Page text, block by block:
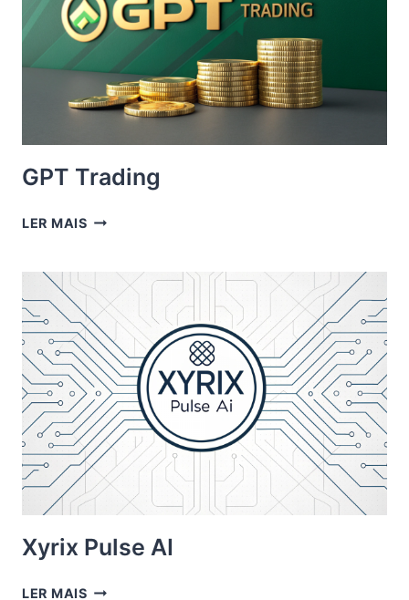
GPT Trading
LER MAISGPT
Xyrix Pulse AI
LER MAISXYRIX